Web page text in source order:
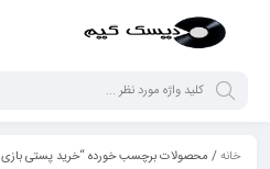
خانه/ محصولات برچسب خورده “خرید پستی بازی Persona 5”